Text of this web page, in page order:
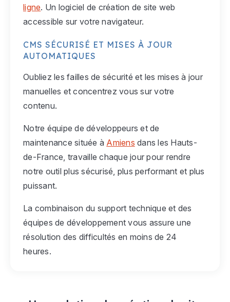
ligne. Un logiciel de création de site web
accessible sur votre navigateur.
CMS SÉCURISÉ ET MISES À JOUR
AUTOMATIQUES
Oubliez les failles de sécurité et les mises à jour
manuelles et concentrez vous sur votre
contenu.
Notre équipe de développeurs et de
maintenance située à Amiens dans les Hauts-
de-France, travaille chaque jour pour rendre
notre outil plus sécurisé, plus performant et plus
puissant.
La combinaison du support technique et des
équipes de développement vous assure une
résolution des difficultés en moins de 24
heures.